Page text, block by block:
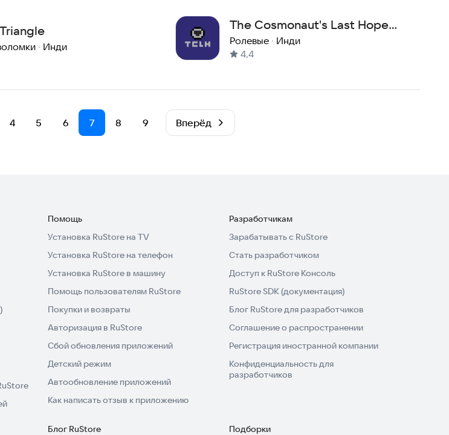
· Инди
The Cosmonaut's Last Hope
ALPHA
Ролевые · Инди
4,4
4 5 6 7 8 9 Вперёд
Помощь
Установка RuStore на TV
Установка RuStore на телефон
Установка RuStore в машину
Помощь пользователям RuStore
Покупки и возвраты
Авторизация в RuStore
Сбой обновления приложений
Детский режим
Автообновление приложений
Как написать отзыв к приложению
Разработчикам
Зарабатывать с RuStore
Стать разработчиком
Доступ к RuStore Консоль
RuStore SDK (документация)
Блог RuStore для разработчиков
Соглашение о распространении
Регистрация иностранной компании
Конфиденциальность для
разработчиков
Блог RuStore Подборки